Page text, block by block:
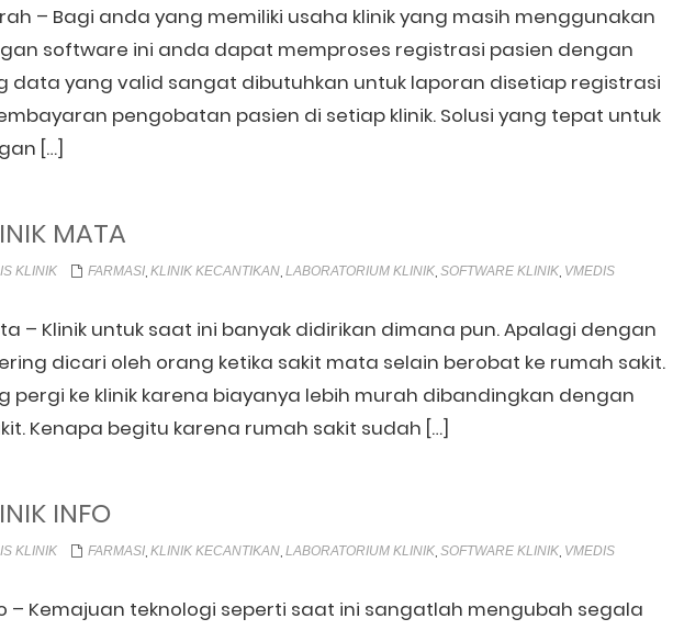
– Bagi anda yang memiliki usaha klinik yang masih menggunakan
software ini anda dapat memproses registrasi pasien dengan
data yang valid sangat dibutuhkan untuk laporan disetiap registrasi
pengobatan pasien di setiap klinik. Solusi yang tepat untuk
[…]
MATA
KLINIK FARMASI, KLINIK KECANTIKAN, LABORATORIUM KLINIK, SOFTWARE KLINIK, VMEDIS
– Klinik untuk saat ini banyak didirikan dimana pun. Apalagi dengan
dicari oleh orang ketika sakit mata selain berobat ke rumah sakit.
pergi ke klinik karena biayanya lebih murah dibandingkan dengan
Kenapa begitu karena rumah sakit sudah […]
INFO
KLINIK FARMASI, KLINIK KECANTIKAN, LABORATORIUM KLINIK, SOFTWARE KLINIK, VMEDIS
– Kemajuan teknologi seperti saat ini sangatlah mengubah segala